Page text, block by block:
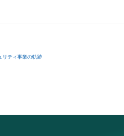
リティ事業の軌跡